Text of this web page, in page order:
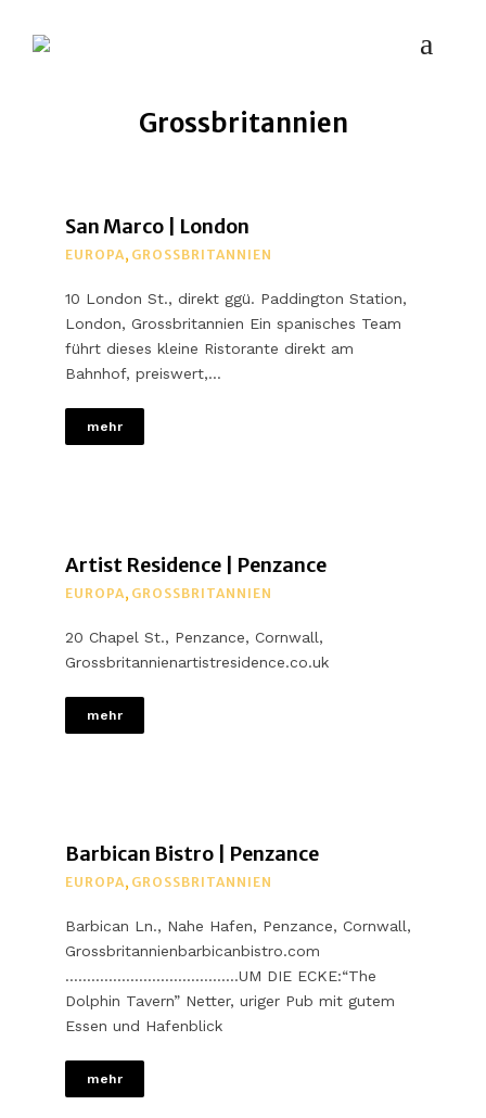
Grossbritannien
San Marco | London
EUROPA, GROSSBRITANNIEN
10 London St., direkt ggü. Paddington Station,
London, Grossbritannien Ein spanisches Team
führt dieses kleine Ristorante direkt am
Bahnhof, preiswert,…
mehr
Artist Residence | Penzance
EUROPA, GROSSBRITANNIEN
20 Chapel St., Penzance, Cornwall,
Grossbritannienartistresidence.co.uk
mehr
Barbican Bistro | Penzance
EUROPA, GROSSBRITANNIEN
Barbican Ln., Nahe Hafen, Penzance, Cornwall,
Grossbritannienbarbicanbistro.com
………………………………….UM DIE ECKE:“The
Dolphin Tavern” Netter, uriger Pub mit gutem
Essen und Hafenblick
mehr